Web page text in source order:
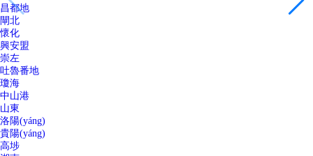
昌都地
閘北
懷化
興安盟
崇左
吐魯番地
瓊海
中山港
山東
洛陽(yáng)
貴陽(yáng)
高埗